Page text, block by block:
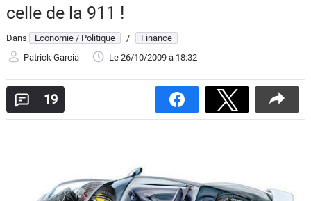
Guide
d'achat
Electriques
Utilitaires
celle de la 911 !
Dans Economie / Politique /
Finance
Patrick Garcia
Le 26/10/2009 à 18:32
19